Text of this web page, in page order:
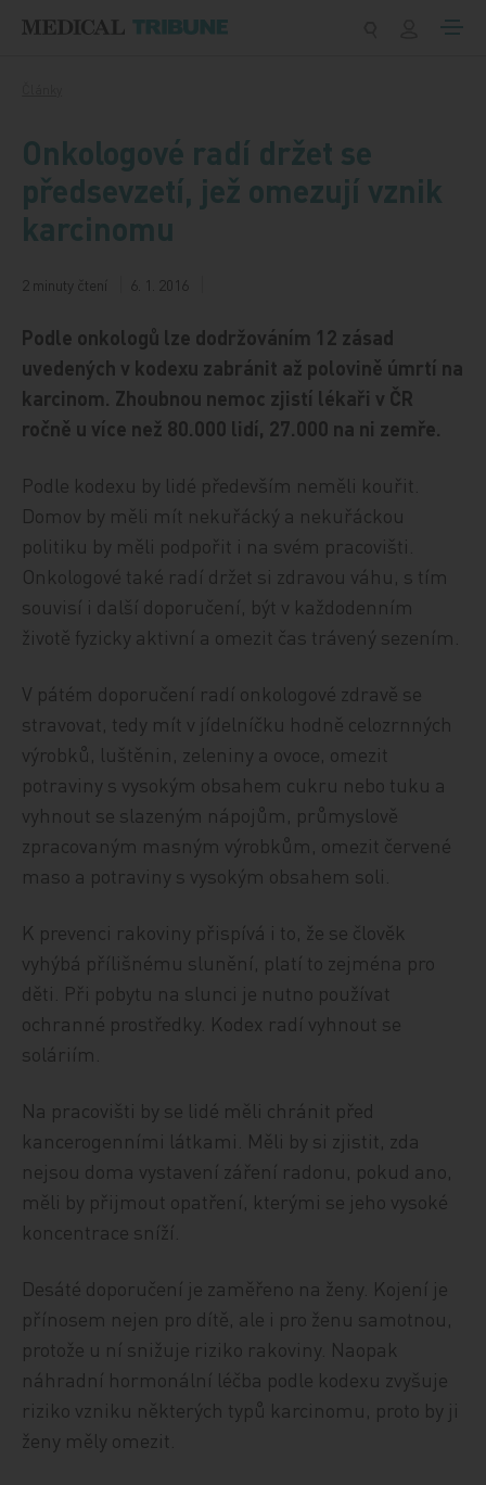
Onkologové radí držet se
předsevzetí, jež omezují vznik
karcinomu
2 minuty čtení 6. 1. 2016
Podle onkologů lze dodržováním 12 zásad
uvedených v kodexu zabránit až polovině úmrtí na
karcinom. Zhoubnou nemoc zjistí lékaři v ČR
ročně u více než 80.000 lidí, 27.000 na ni zemře.
Podle kodexu by lidé především neměli kouřit.
Domov by měli mít nekuřácký a nekuřáckou
politiku by měli podpořit i na svém pracovišti.
Onkologové také radí držet si zdravou váhu, s tím
souvisí i další doporučení, být v každodenním
životě fyzicky aktivní a omezit čas trávený sezením.
V pátém doporučení radí onkologové zdravě se
stravovat, tedy mít v jídelníčku hodně celozrnných
výrobků, luštěnin, zeleniny a ovoce, omezit
potraviny s vysokým obsahem cukru nebo tuku a
vyhnout se slazeným nápojům, průmyslově
zpracovaným masným výrobkům, omezit červené
maso a potraviny s vysokým obsahem soli.
K prevenci rakoviny přispívá i to, že se člověk
vyhýbá přílišnému slunění, platí to zejména pro
děti. Při pobytu na slunci je nutno používat
ochranné prostředky. Kodex radí vyhnout se
soláriím.
Na pracovišti by se lidé měli chránit před
kancerogenními látkami. Měli by si zjistit, zda
nejsou doma vystavení záření radonu, pokud ano,
měli by přijmout opatření, kterými se jeho vysoké
koncentrace sníží.
Desáté doporučení je zaměřeno na ženy. Kojení je
přínosem nejen pro dítě, ale i pro ženu samotnou,
protože u ní snižuje riziko rakoviny. Naopak
náhradní hormonální léčba podle kodexu zvyšuje
riziko vzniku některých typů karcinomu, proto by ji
ženy měly omezit.